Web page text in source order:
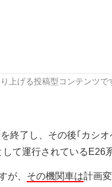
上げる投稿型コンテンツで
終了し、その後｢カシ
て運行されているE26
が、 その機関車は計画